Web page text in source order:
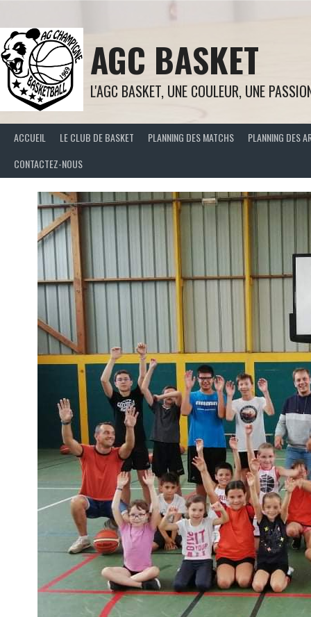
contenu
AGC BASKET
L'AGC BASKET, UNE COULEUR, UNE
ACCUEIL LE CLUB DE BASKET PLANNING DES MATCHS PLANNING DES
CONTACTEZ-NOUS